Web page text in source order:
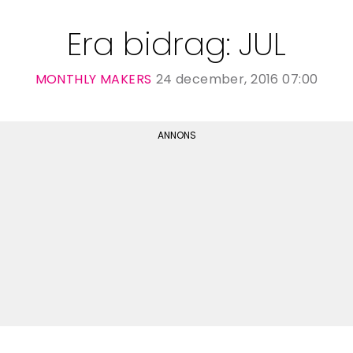
Era bidrag: JUL
MONTHLY MAKERS 24 december, 2016 07:00